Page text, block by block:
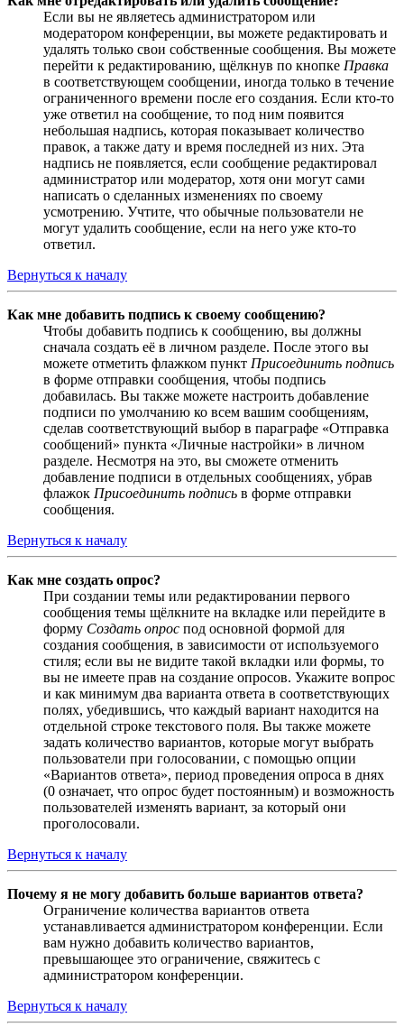
Если вы не являетесь администратором или
модератором конференции, вы можете редактировать и
удалять только свои собственные сообщения. Вы можете
перейти к редактированию, щёлкнув по кнопке Правка
в соответствующем сообщении, иногда только в течение
ограниченного времени после его создания. Если кто-то
уже ответил на сообщение, то под ним появится
небольшая надпись, которая показывает количество
правок, а также дату и время последней из них. Эта
надпись не появляется, если сообщение редактировал
администратор или модератор, хотя они могут сами
написать о сделанных изменениях по своему
усмотрению. Учтите, что обычные пользователи не
могут удалить сообщение, если на него уже кто-то
ответил.
Вернуться к началу
Как мне добавить подпись к своему сообщению?
Чтобы добавить подпись к сообщению, вы должны
сначала создать её в личном разделе. После этого вы
можете отметить флажком пункт Присоединить подпись
в форме отправки сообщения, чтобы подпись
добавилась. Вы также можете настроить добавление
подписи по умолчанию ко всем вашим сообщениям,
сделав соответствующий выбор в параграфе «Отправка
сообщений» пункта «Личные настройки» в личном
разделе. Несмотря на это, вы сможете отменить
добавление подписи в отдельных сообщениях, убрав
флажок Присоединить подпись в форме отправки
сообщения.
Вернуться к началу
Как мне создать опрос?
При создании темы или редактировании первого
сообщения темы щёлкните на вкладке или перейдите в
форму Создать опрос под основной формой для
создания сообщения, в зависимости от используемого
стиля; если вы не видите такой вкладки или формы, то
вы не имеете прав на создание опросов. Укажите вопрос
и как минимум два варианта ответа в соответствующих
полях, убедившись, что каждый вариант находится на
отдельной строке текстового поля. Вы также можете
задать количество вариантов, которые могут выбрать
пользователи при голосовании, с помощью опции
«Вариантов ответа», период проведения опроса в днях
(0 означает, что опрос будет постоянным) и возможность
пользователей изменять вариант, за который они
проголосовали.
Вернуться к началу
Почему я не могу добавить больше вариантов ответа?
Ограничение количества вариантов ответа
устанавливается администратором конференции. Если
вам нужно добавить количество вариантов,
превышающее это ограничение, свяжитесь с
администратором конференции.
Вернуться к началу